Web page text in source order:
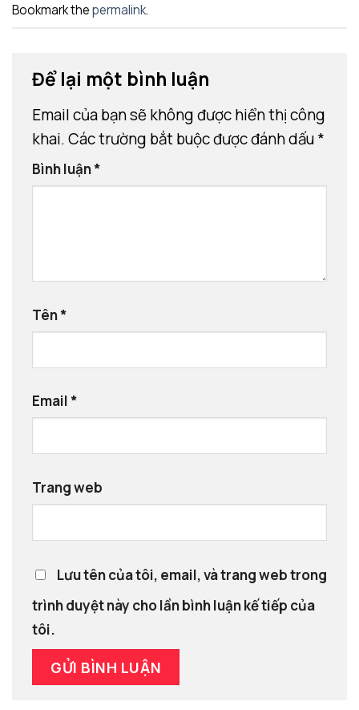
Bookmark thepermalink.
Để lại một bình luận
Email của bạn sẽ không được hiển thị công
khai.Các trường bắt buộc được đánh dấu*
Bình luận*
Tên*
Email*
Trang web
Lưu tên của tôi, email, và trang web trong
trình duyệt này cho lần bình luận kế tiếp của
tôi.